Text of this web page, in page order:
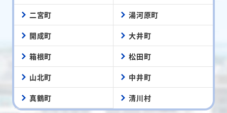
二宮町 湯河原町
開成町 大井町
箱根町 松田町
山北町 中井町
真鶴町 清川村